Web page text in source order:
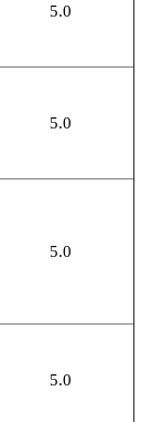
5.0
5.0
5.0
5.0